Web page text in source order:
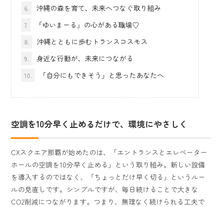
6. 沖縄の森を育て、未来へつなぐ取り組み
7. 「ゆいまーる」の心がある職場♡
8. 沖縄とともに歩むトランスコスモス
9. 身近な行動が、未来につながる
10. 「自分にもできそう」と思ったあなたへ
空調を10分早く止めるだけで、環境にやさしく
CXスクエア那覇が始めたのは、「エントランスとエレベーター
ホールの空調を10分早く止める」という取り組み。新しい設備
を導入するのではなく、「ちょっとだけ早く切る」というルー
ルの見直しです。シンプルですが、毎日続けることで大きな
CO2削減につながります。つまり、無理なく続けられる工夫で